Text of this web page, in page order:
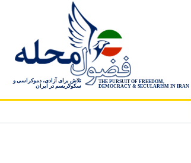
THE PURSUIT OF FREEDOM,
DEMOCRACY & SECULARISM IN IRAN
تلاش برای آزادی، دموکراسی و
سکولاریسم در ایران